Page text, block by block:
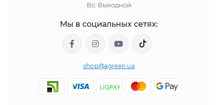
Вс: Выходной
Мы в социальных сетях:
shop@agreen.ua